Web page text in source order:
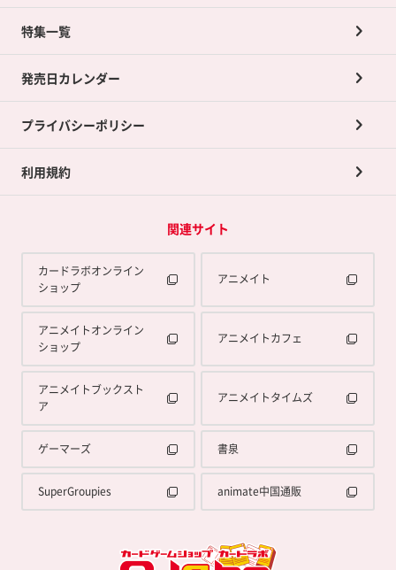
ネット買取について
買取承諾書について
ポイントカードTOP
ポイント交換景品
特集一覧
発売日カレンダー
プライバシーポリシー
利用規約
関連サイト
カードラボオンライン
ショップ
アニメイト
アニメイトオンライン
ショップ
アニメイトカフェ
アニメイトブックスト
ア
アニメイトタイムズ
ゲーマーズ 書泉
SuperGroupies animate中国通販